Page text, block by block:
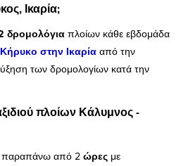
Ικαρία;
δρομολόγια πλοίων κάθε εβδομάδα
στην Ικαρία από την
των δρομολογίων κατά την
πλοίων Κάλυμνος -
παραπάνω από 2 ώρες με